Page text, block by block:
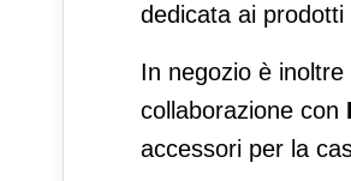
dedicata ai
In negozio è
collaborazione con
accessori per la